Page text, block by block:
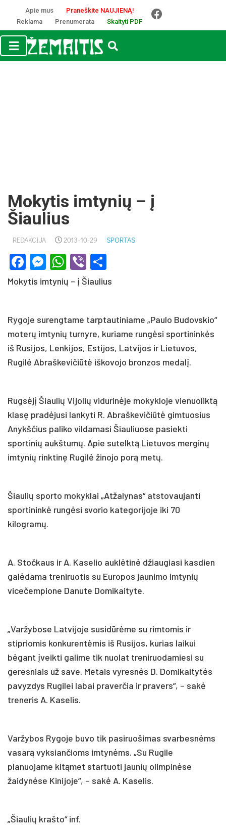
Apie mus
Praneškite NAUJIENĄ!
Reklama
Prenumerata Skaityti PDF
Mokytis imtynių – į
Šiaulius
REDAKCIJA 2013-10-29 SPORTAS
Facebook
Messenger
WhatsApp
Viber
Mokytis imtynių – į Šiaulius
Rygoje surengtame tarptautiniame „Paulo Budovskio“
moterų imtynių turnyre, kuriame rungėsi sportininkės
iš Rusijos, Lenkijos, Estijos, Latvijos ir Lietuvos,
Rugilė Abraškevičiūtė iškovojo bronzos medalį.
Rugsėjį Šiaulių Vijolių vidurinėje mokykloje vienuoliktą
klasę pradėjusi lankyti R. Abraškevičiūtė gimtuosius
Anykščius paliko vildamasi Šiauliuose pasiekti
sportinių aukštumų. Apie sutelktą Lietuvos merginų
imtynių rinktinę Rugilė žinojo porą metų.
Šiaulių sporto mokyklai „Atžalynas“ atstovaujanti
sportininkė rungėsi svorio kategorijoje iki 70
kilogramų.
A. Stočkaus ir A. Kaselio auklėtinė džiaugiasi kasdien
galėdama treniruotis su Europos jaunimo imtynių
vicečempione Danute Domikaityte.
„Varžybose Latvijoje susidūrėme su rimtomis ir
stipriomis konkurentėmis iš Rusijos, kurias laikui
bėgant įveikti galime tik nuolat treniruodamiesi su
geresniais už save. Metais vyresnės D. Domikaitytės
pavyzdys Rugilei labai praverčia ir pravers“, – sakė
treneris A. Kaselis.
Varžybos Rygoje buvo tik pasiruošimas svarbesnėms
vasarą vyksiančioms imtynėms. „Su Rugile
planuojame kitąmet startuoti jaunių olimpinėse
žaidynėse Kinijoje“, – sakė A. Kaselis.
„Šiaulių krašto“ inf.